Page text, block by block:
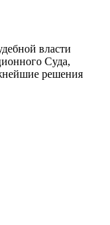
власти
Суда,
решения